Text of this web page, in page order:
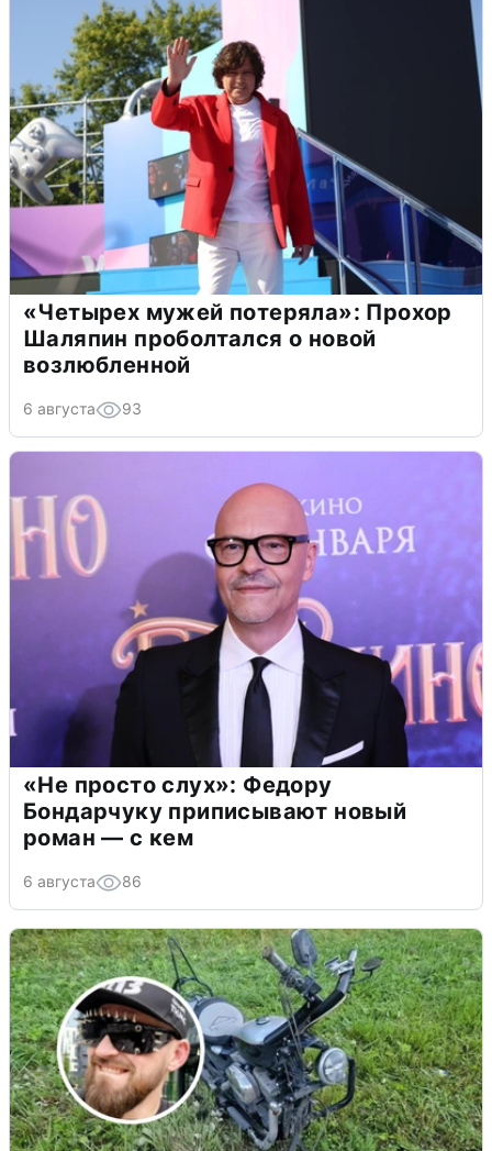
«Четырех мужей потеряла»: Прохор
Шаляпин проболтался о новой
возлюбленной
6 августа 93
«Не просто слух»: Федору
Бондарчуку приписывают новый
роман — с кем
6 августа 86